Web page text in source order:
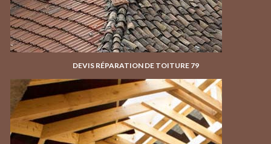
DEVIS RÉPARATION DE TOITURE 79